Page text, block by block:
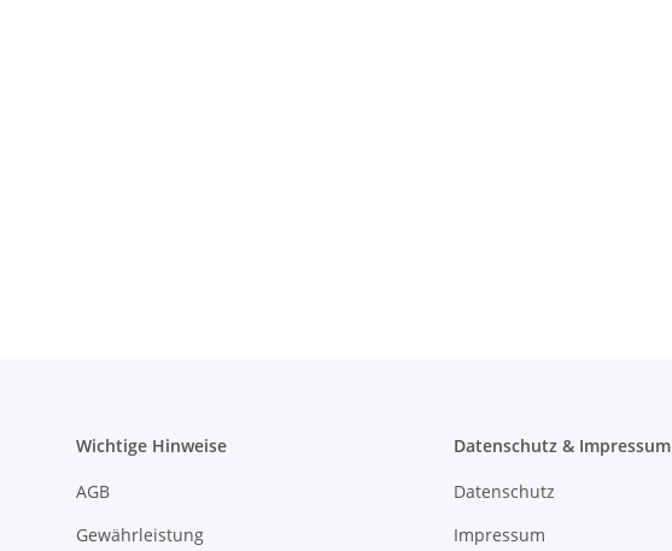
Wichtige Hinweise
AGB
Gewährleistung
Datenschutz & Impressum
Datenschutz
Impressum